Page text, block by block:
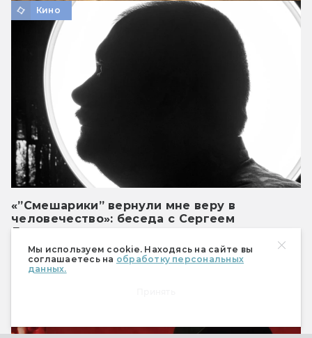
Мы используем cookie. Находясь на сайте вы
соглашаетесь на обработку персональных
данных.
Кино
«”Смешарики” вернули мне веру в
человечество»: беседа с Сергеем
Лукьяненко
Автор «Ночного дозора» и «Черновика»
говорит о Кроше, Ёжике и полнометражных